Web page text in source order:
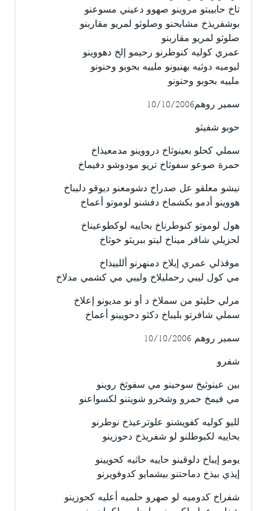
تاخ حابيبتو مروينو صهوو دعيني مسوعنو
بوشفريذخ مشابحنو وصلوثو لمريو مقاربنو
صلوثو لمريو مقاربنو
عمري كوليه كنوطرنو رحيمو إلخ دهووينو
ليوميه دوثيه بهنيونو ملييه بحوبو وحنونو
ملييه بحوبو وحنونو
سمير روهم10/10/2006
حوبو شفيثو
سملي كحلو بعينوثاخ درووينو مدمعيذاخ
حمرة صوعو سفوثاخ تريو مودوشو دفيماخ
نيشو معلقو عل صدراخ دشومعنو ديوقو دليباخ
هووينو أدمو بكشماخ دفشنو لوموتو أعماخ
هول لوموتو كنوطرناخ بحاييه لوكطوعيناخ
لحزيلي شافر ميناخ ليتو ببريثو خوثاخ
موقذلي عمري إيلاخ دمنهرنو أللييذاخ
مي كول ليبي رحمليلاخ وليبي مي كشمي مدلاخ
مرلي حليثو من سملاخ د أو نو مديونو إعلاخ
سملي شافرتو بليباخ دكثو دحويينو أعماخ
سمير روهم 10/10/2006
شفرو
بين عينوثيخ سوحينو مي سفوثخ روينو
مي فيمخ حمرو وشخرو شويتنو لكسواعنو
لليو كوليه كفويشنو علوترعيذخ نوطرنو
بحاييه لكبوطلنو لو شفريذخ دحوزينو
يومو إيباخ دلوقينو حاييه حاثيه كحويينو
إيذي بيذخ دماحتنو بيشمايو كدوفويرنو
شفراخ كدوميه لو صهرو حلميه أعليه كحوزينو